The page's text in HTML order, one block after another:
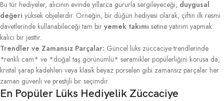
Bu tür hediyeler, alıcının evinde yıllarca gururla sergileyeceği, duygusal
değeri yüksek objelerdir. Örneğin, bir düğün hediyesi olarak, çiftin ilk resmi
davetlerinde kullanabileceği tam bir yemek takımı setine yatırım yapmak
kalıcı bir jesttir.
Trendler ve Zamansız Parçalar: Güncel lüks züccaciye trendlerinde
*renkli cam* ve *doğal taş görünümlü* seramikler popülerliğini korusa da,
kristal şarap kadehleri veya klasik beyaz porselen gibi zamansız parçalar her
zaman güvenli ve prestijli bir seçimdir.
En Popüler Lüks Hediyelik Züccaciye